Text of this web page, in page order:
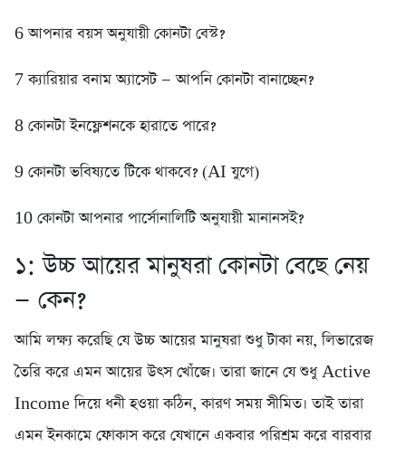
6️ আপনার বয়স অনুযায়ী কোনটা বেস্ট?
7️ ক্যারিয়ার বনাম অ্যাসেট — আপনি কোনটা বানাচ্ছেন?
8️ কোনটা ইনফ্লেশনকে হারাতে পারে?
9️ কোনটা ভবিষ্যতে টিকে থাকবে? (AI যুগে)
10 কোনটা আপনার পার্সোনালিটি অনুযায়ী মানানসই?
১: উচ্চ আয়ের মানুষরা কোনটা বেছে নেয়
— কেন?
আমি লক্ষ্য করেছি যে উচ্চ আয়ের মানুষরা শুধু টাকা নয়, লিভারেজ
তৈরি করে এমন আয়ের উৎস খোঁজে। তারা জানে যে শুধু Active
Income দিয়ে ধনী হওয়া কঠিন, কারণ সময় সীমিত। তাই তারা
এমন ইনকামে ফোকাস করে যেখানে একবার পরিশ্রম করে বারবার